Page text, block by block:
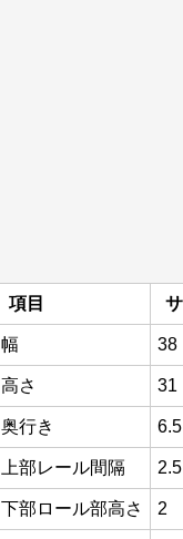
項目
幅 38
高さ 31
奥行き 6.5
上部レール間隔 2.5
下部ロール部高さ 2